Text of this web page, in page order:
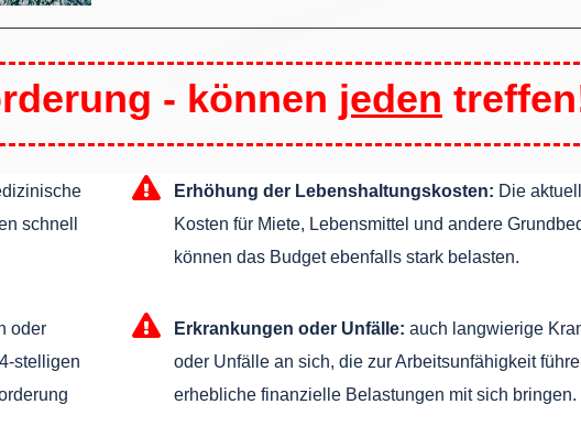
- können jeden
schnell
oder
stelligen
Erhöhung der Lebenshaltungskosten: Die
Kosten für Miete, Lebensmittel und andere
können das Budget ebenfalls stark belasten.
Erkrankungen oder Unfälle: auch langwierige
oder Unfälle an sich, die zur Arbeitsunfähigkeit
erhebliche finanzielle Belastungen mit sich bringen.